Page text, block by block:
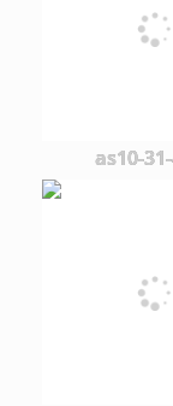
as10-